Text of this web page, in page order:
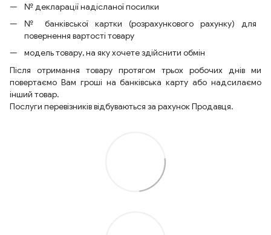
№ декларації надісланої посилки
№ банківської картки (розрахункового рахунку) для
повернення вартості товару
модель товару, на яку хочете здійснити обмін
Після отримання товару протягом трьох робочих днів ми
повертаємо Вам гроші на банківська карту або надсилаємо
інший товар.
Послуги перевізників відбуваються за рахунок Продавця.